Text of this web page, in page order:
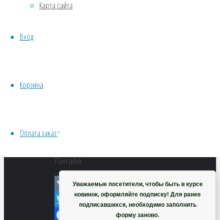
Карта сайта
Вход
Корзина
Оплата заказа
WhatsApp
Питайя
VK
Twitter
Хвойники
ИНСТРУМЕНТЫ, ОБОРУДОВАНИЕ
Уважаемые посетители, чтобы быть в курсе
новинок, оформляйте подписку! Для ранее
подписавшихся, необходимо заполнить
форму заново.